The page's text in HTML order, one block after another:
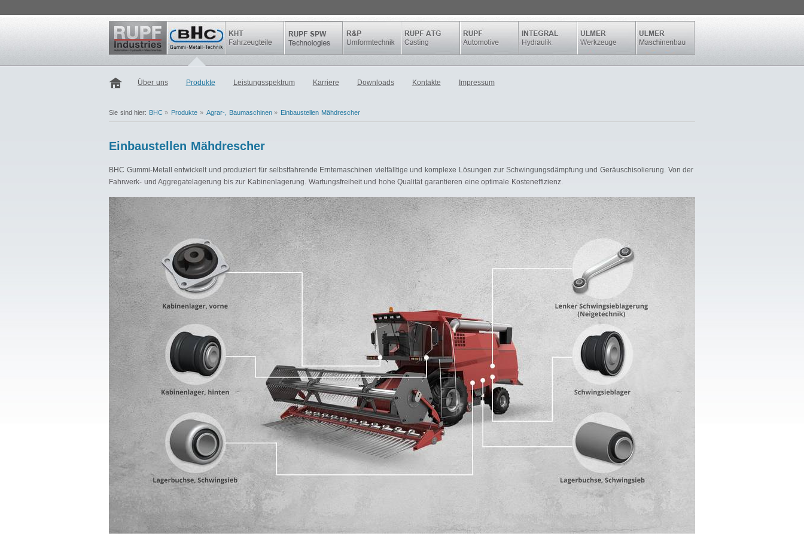
Über uns Produkte Leistungsspektrum Karriere Downloads Kontakte Impressum
Sie sind hier: BHC» Produkte » Agrar-, Baumaschinen» Einbaustellen Mähdrescher
Einbaustellen Mähdrescher
BHC Gummi-Metall entwickelt und produziert für selbstfahrende Erntemaschinen vielfälltige und komplexe Lösungen zur Schwingungsdämpfung und Geräuschisolierung. Von der
Fahrwerk- und Aggregatelagerung bis zur Kabinenlagerung. Wartungsfreiheit und hohe Qualität garantieren eine optimale Kosteneffizienz.